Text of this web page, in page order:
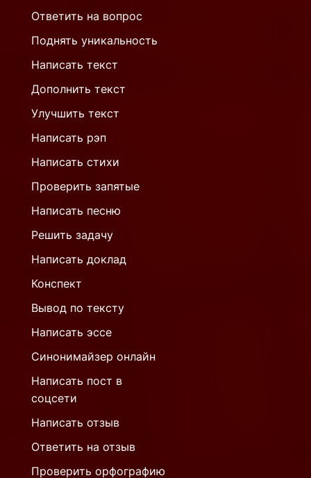
Ответить на вопрос
Поднять уникальность
Написать текст
Дополнить текст
Улучшить текст
Написать рэп
Написать стихи
Проверить запятые
Написать песню
Решить задачу
Написать доклад
Конспект
Вывод по тексту
Написать эссе
Синонимайзер онлайн
Написать пост в
соцсети
Написать отзыв
Ответить на отзыв
Проверить орфографию